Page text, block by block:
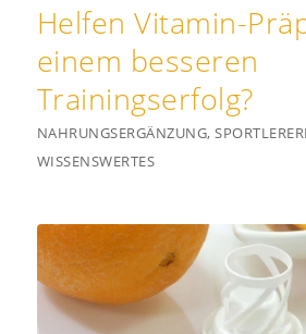
Helfen Vitamin-
einem besseren
Trainingserfolg?
NAHRUNGSERGÄNZUNG,
WISSENSWERTES